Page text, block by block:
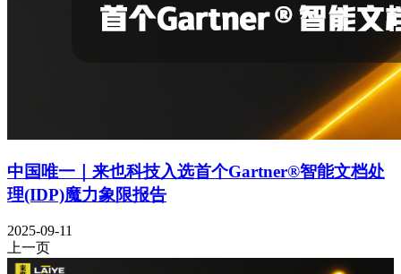
中国唯一｜来也科技入选首个Gartner®智能文档处
理(IDP)魔力象限报告
2025-09-11
上一页